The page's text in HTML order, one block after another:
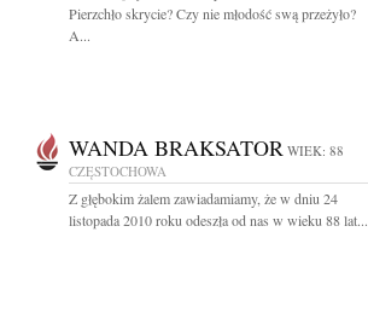
Pierzchło skrycie? Czy nie młodość swą przeżyło?
A...
WANDA BRAKSATOR WIEK: 88
CZĘSTOCHOWA
Z głębokim żalem zawiadamiamy, że w dniu 24
listopada 2010 roku odeszła od nas w wieku 88 lat...